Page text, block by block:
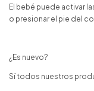
El bebé puede activar
o presionar el pie del
¿Es nuevo?
Sí todos nuestros